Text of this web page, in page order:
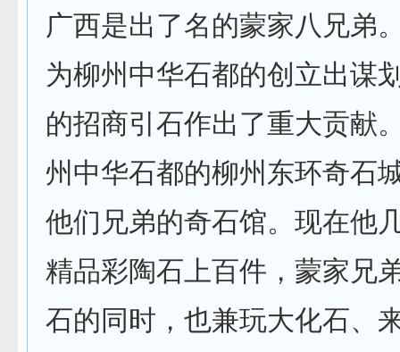
广西是出了名的蒙家八兄弟
为柳州中华石都的创立出谋
的招商引石作出了重大贡献
州中华石都的柳州东环奇石
他们兄弟的奇石馆。现在他
精品彩陶石上百件，蒙家兄
石的同时，也兼玩大化石、